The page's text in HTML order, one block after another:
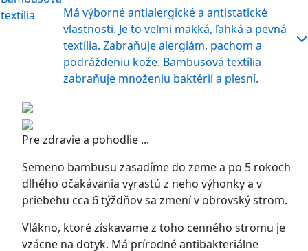
Má výborné antialergické a antistatické
vlastnosti. Je to veľmi mäkká, ľahká a pevná
textília. Zabraňuje alergiám, pachom a
podráždeniu kože. Bambusová textília
zabraňuje množeniu baktérií a plesní.
Pre zdravie a pohodlie ...
Semeno bambusu zasadíme do zeme a po 5 rokoch
dlhého očakávania vyrastú z neho výhonky a v
priebehu cca 6 týždňov sa zmení v obrovský strom.
Vlákno, ktoré získavame z toho cenného stromu je
vzácne na dotyk. Má prírodné antibakteriálne